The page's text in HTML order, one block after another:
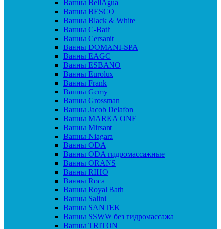
Ванны BellAgua
Ванны BESCO
Ванны Black & White
Ванны C-Bath
Ванны Cersanit
Ванны DOMANI-SPA
Ванны EAGO
Ванны ESBANO
Ванны Eurolux
Ванны Frank
Ванны Gemy
Ванны Grossman
Ванны Jacob Delafon
Ванны MARKA ONE
Ванны Mirsant
Ванны Niagara
Ванны ODA
Ванны ODA гидромассажные
Ванны ORANS
Ванны RIHO
Ванны Roca
Ванны Royal Bath
Ванны Salini
Ванны SANTEK
Ванны SSWW без гидромассажа
Ванны TRITON